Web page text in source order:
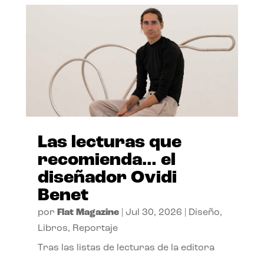
Las lecturas que
recomienda… el
diseñador Ovidi
Benet
por Flat Magazine| Jul 30, 2026 Diseño,
Libros, Reportaje
Tras las listas de lecturas de la editora